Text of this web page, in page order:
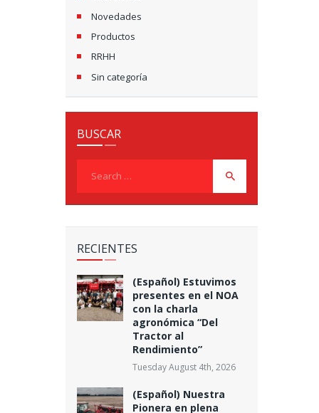
Novedades
Productos
RRHH
Sin categoría
BUSCAR
RECIENTES
(Español) Estuvimos
presentes en el NOA
con la charla
agronómica “Del
Tractor al
Rendimiento”
Tuesday August 4th, 2026
(Español) Nuestra
Pionera en plena